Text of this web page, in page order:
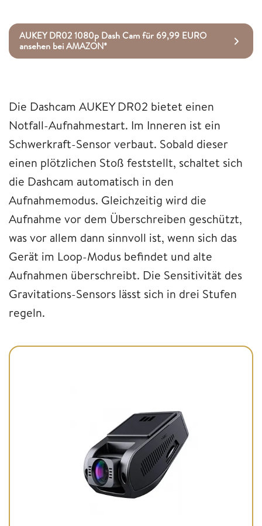
AUKEY DR02 1080p Dash Cam für 69,99 EURO
ansehen bei AMAZON*
Die Dashcam AUKEY DR02 bietet einen
Notfall-Aufnahmestart. Im Inneren ist ein
Schwerkraft-Sensor verbaut. Sobald dieser
einen plötzlichen Stoß feststellt, schaltet sich
die Dashcam automatisch in den
Aufnahmemodus. Gleichzeitig wird die
Aufnahme vor dem Überschreiben geschützt,
was vor allem dann sinnvoll ist, wenn sich das
Gerät im Loop-Modus befindet und alte
Aufnahmen überschreibt. Die Sensitivität des
Gravitations-Sensors lässt sich in drei Stufen
regeln.